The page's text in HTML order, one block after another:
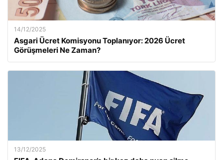
14/12/2025
Asgari Ücret Komisyonu Toplanıyor: 2026 Ücret
Görüşmeleri Ne Zaman?
13/12/2025